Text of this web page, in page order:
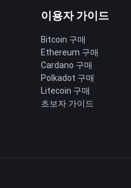
이용자 가이드
Bitcoin 구매
Ethereum 구매
Cardano 구매
Polkadot 구매
Litecoin 구매
초보자 가이드